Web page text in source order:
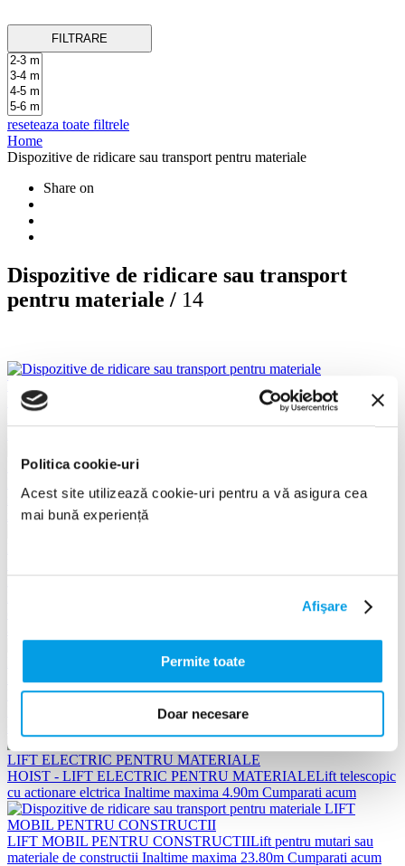
Politica cookie-uri
Acest site utilizează cookie-uri pentru a vă asigura cea
mai bună experiență
Afişare
Permite toate
Doar necesare
FILTRARE
reseteaza toate filtrele
Home
Dispozitive de ridicare sau transport pentru materiale
Share on
Dispozitive de ridicare sau transport
pentru materiale / 14
HERCULES - DISPOZITIV PENTRU RIDICAT
Dispozitiv manual pentru ridicat obiecte grele la
materiale de constructii. Capacitate maxima 125 Kg Inaltime
maxima 6.50mCumparati acum
HERCULES 850 - DISPOZITIV PENTRU RIDICAT
Lift electric pentru materiale cu capacitate si inaltime
Inaltime maxima 8.5m, Sarcina maxima 300 kgCumparati
HERCULES GRU - DISPOZITIV PENTRU SARCINI GRELE,
Macara cu carlig pentru ridicarea si deplasarea
HOIST - LIFT ELECTRIC PENTRU MATERIALELift telescopic
cu actionare elctrica Inaltime maxima 4.90m Cumparati acum
LIFT MOBIL PENTRU CONSTRUCTIILift pentru mutari sau
materiale de constructii Inaltime maxima 23.80m Cumparati acum